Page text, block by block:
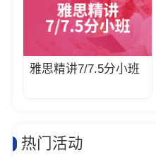
雅思精讲7/7.5分小班
热门活动